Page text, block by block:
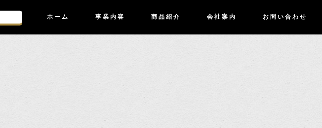
ホーム 事業内容 商品紹介 会社案内 お問い合わせ